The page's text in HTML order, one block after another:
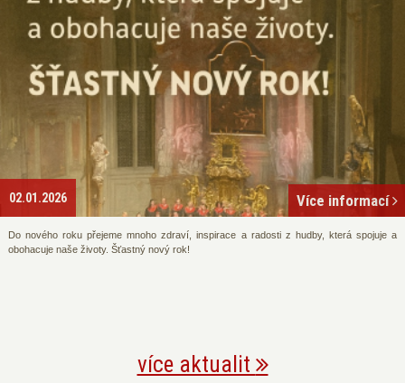
02.01.2026 Více informací
Do nového roku přejeme mnoho zdraví, inspirace a radosti z hudby, která spojuje a
obohacuje naše životy. Šťastný nový rok!
více aktualit